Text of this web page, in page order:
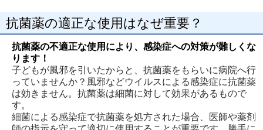
抗菌薬の適正な使用はなぜ重要？
抗菌薬の不適正な使用により、感染症への対策が難しくな
ります！
子どもが風邪を引いたからと、抗菌薬をもらいに病院へ行
っていませんか？風邪などウイルスによる感染症に抗菌薬
は効きません。抗菌薬は細菌に対して効果があるもので
す。
細菌による感染症で抗菌薬を処方された場合、医師や薬剤